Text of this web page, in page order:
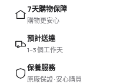
7天購物保障
購物更安心
預計送達
1–3 個工作天
保養服務
原廠保證 · 安心購買